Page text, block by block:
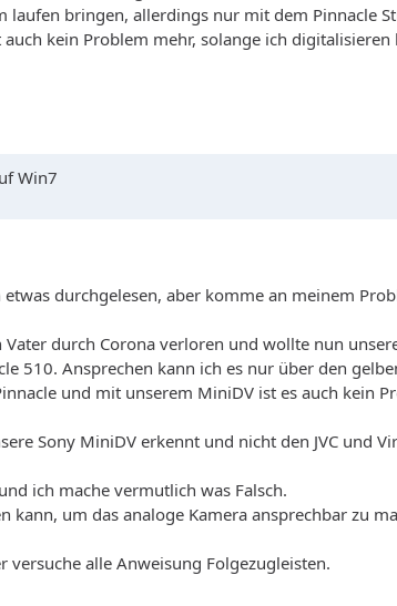
bringen, allerdings nur mit dem Pinnacle
kein Problem mehr, solange ich digitalisieren
Win7
durchgelesen, aber komme an meinem
durch Corona verloren und wollte nun
510. Ansprechen kann ich es nur über den
und mit unserem MiniDV ist es auch kein
Sony MiniDV erkennt und nicht den JVC und
ich mache vermutlich was Falsch.
um das analoge Kamera ansprechbar zu
alle Anweisung Folgezugleisten.